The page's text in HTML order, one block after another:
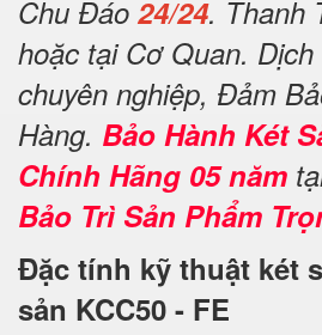
Chu Đáo 24/24. Thanh
hoặc tại Cơ Quan.
chuyên nghiệp, Đảm
Hàng. Bảo Hành Két
Chính Hãng 05 năm
Bảo Trì Sản Phẩm
Đặc tính kỹ thuật két
sản KCC50 - FE